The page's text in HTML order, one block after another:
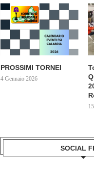
PROSSIMI TORNEI
4 Gennaio 2026
SOCIAL